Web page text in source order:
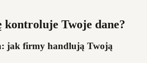
kontroluje Twoje dane?
jak firmy handlują Twoją